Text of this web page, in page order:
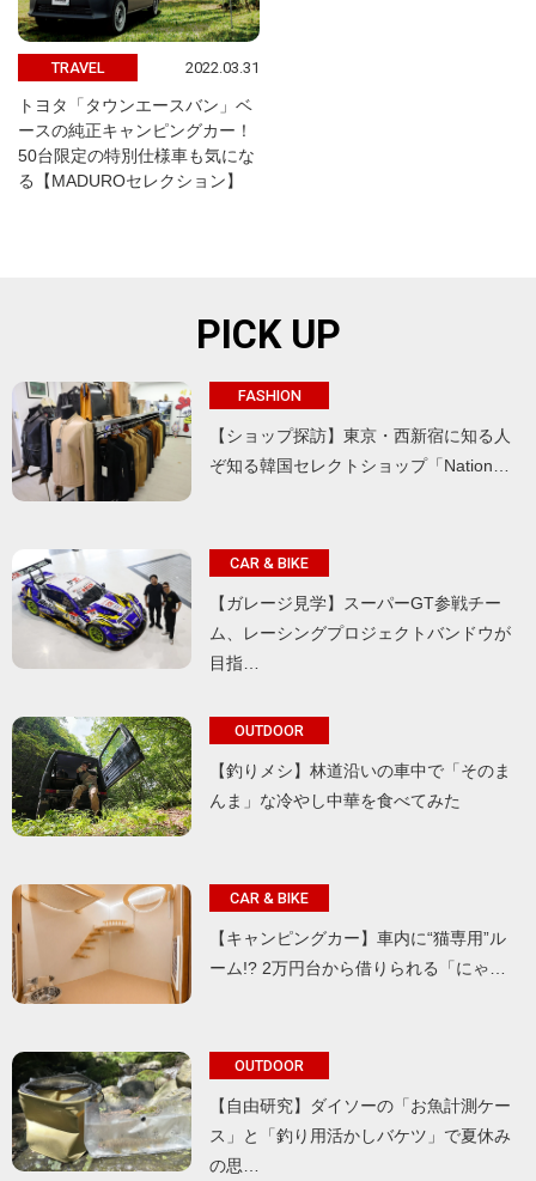
TRAVEL 2022.03.31
トヨタ「タウンエースバン」ベ
ースの純正キャンピングカー！
50台限定の特別仕様車も気にな
る【MADUROセレクション】
PICK UP
FASHION
【ショップ探訪】東京・西新宿に知る人
ぞ知る韓国セレクトショップ「Nation…
CAR & BIKE
【ガレージ見学】スーパーGT参戦チー
ム、レーシングプロジェクトバンドウが
目指…
OUTDOOR
【釣りメシ】林道沿いの車中で「そのま
んま」な冷やし中華を食べてみた
CAR & BIKE
【キャンピングカー】車内に“猫専用”ル
ーム!? 2万円台から借りられる「にゃ…
OUTDOOR
【自由研究】ダイソーの「お魚計測ケー
ス」と「釣り用活かしバケツ」で夏休み
の思…